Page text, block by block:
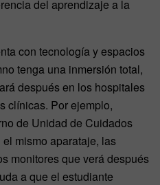
del aprendizaje a la
con tecnología y espacios
tenga una inmersión total,
después en los hospitales
clínicas. Por ejemplo,
de Unidad de Cuidados
mismo aparataje, las
monitores que verá después
a que el estudiante